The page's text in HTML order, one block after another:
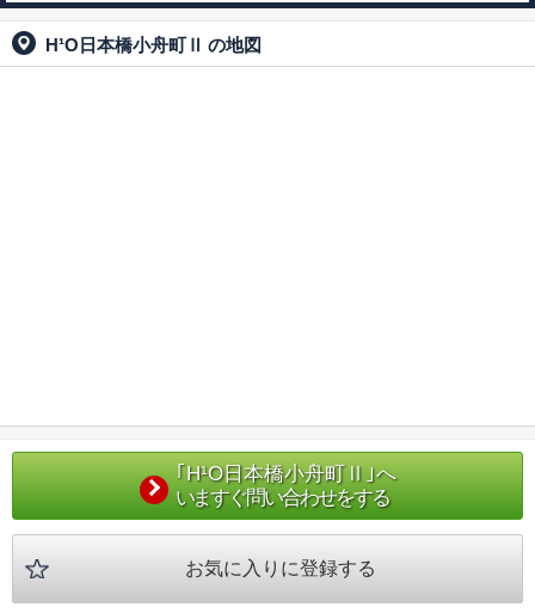
H¹O日本橋小舟町Ⅱ の地図
｢H¹O日本橋小舟町Ⅱ｣へ
いますぐ問い合わせをする
お気に入りに登録する